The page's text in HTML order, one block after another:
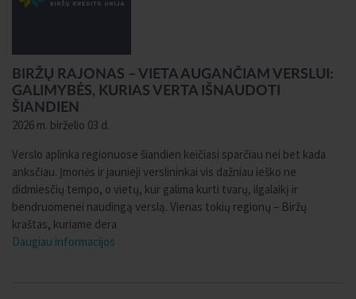
BIRŽŲ RAJONAS – VIETA AUGANČIAM VERSLUI:
GALIMYBĖS, KURIAS VERTA IŠNAUDOTI
ŠIANDIEN
2026 m. birželio 03 d.
Verslo aplinka regionuose šiandien keičiasi sparčiau nei bet kada
anksčiau. Įmonės ir jaunieji verslininkai vis dažniau ieško ne
didmiesčių tempo, o vietų, kur galima kurti tvarų, ilgalaikį ir
bendruomenei naudingą verslą. Vienas tokių regionų – Biržų
kraštas, kuriame dera
Daugiau informacijos